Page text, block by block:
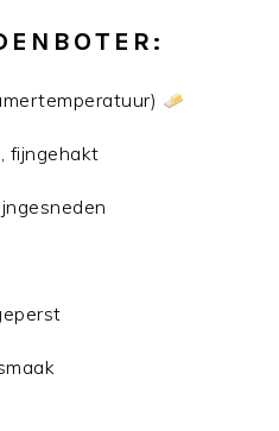
, fijngehakt